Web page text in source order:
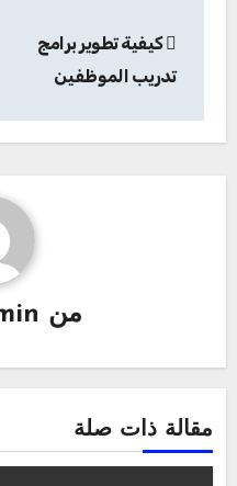
المقالات
كيفية تطوير برامج
تدريب الموظفين
من
مقالة ذات صلة